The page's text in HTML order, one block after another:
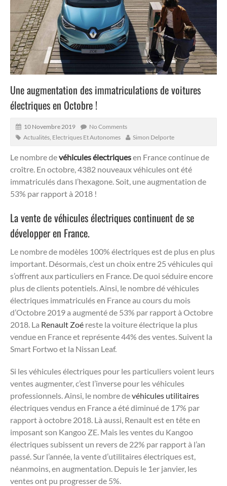
Une augmentation des immatriculations de voitures
électriques en Octobre !
10 Novembre 2019
No Comments
Actualités Electriques Et Autonomes Simon Delporte
Le nombre devéhicules électriquesen France continue de
croître. En octobre, 4382 nouveaux véhicules ont été
immatriculés dans l’hexagone. Soit, une augmentation de
53% par rapport à 2018 !
La vente de véhicules électriques continuent de se
développer en France.
Le nombre de modèles 100% électriques est de plus en plus
important. Désormais, c’est un choix entre 25 véhicules qui
s’offrent aux particuliers en France. De quoi séduire encore
plus de clients potentiels. Ainsi, le nombre dé véhicules
électriques immatriculés en France au cours du mois
d’Octobre 2019 a augmenté de 53% par rapport à Octobre
2018. La Renault Zoé reste la voiture électrique la plus
vendue en France et représente 44% des ventes. Suivent la
Smart Fortwo et la Nissan Leaf.
Si les véhicules électriques pour les particuliers voient leurs
ventes augmenter, c’est l’inverse pour les véhicules
professionnels. Ainsi, le nombre devéhicules utilitaires
électriques vendus en France a été diminué de 17% par
rapport à octobre 2018. Là aussi, Renault est en tête en
imposant son Kangoo ZE. Mais les ventes du Kangoo
électriques subissent un revers de 22% par rapport à l’an
passé. Sur l’année, la vente d’utilitaires électriques est,
néanmoins, en augmentation. Depuis le 1er janvier, les
ventes ont pu progresser de 5%.